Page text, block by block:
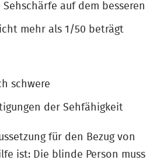
auf dem besseren
mehr als 1/50 beträgt
schwere
der Sehfähigkeit
für den Bezug von
ist: Die blinde Person muss